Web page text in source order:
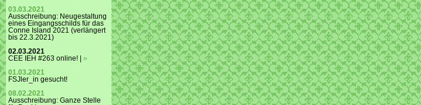
03.03.2021
Ausschreibung: Neugestaltung
eines Eingangsschilds für das
Conne Island 2021 (verlängert
bis 22.3.2021)
02.03.2021
CEE IEH #263 online! | »
01.03.2021
FSJler_in gesucht!
08.02.2021
Ausschreibung: Ganze Stelle